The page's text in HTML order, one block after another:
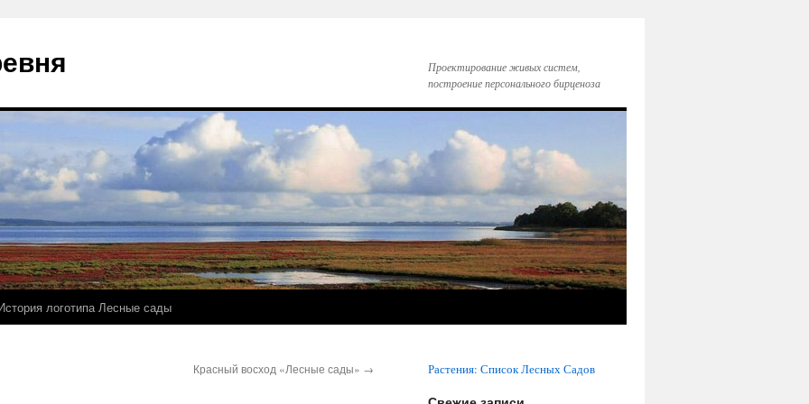
Проектирование живых систем,
построение персонального бирценоза
логотипа Лесные сады
Красный восход «Лесные сады» → Растения: Список Лесных Садов